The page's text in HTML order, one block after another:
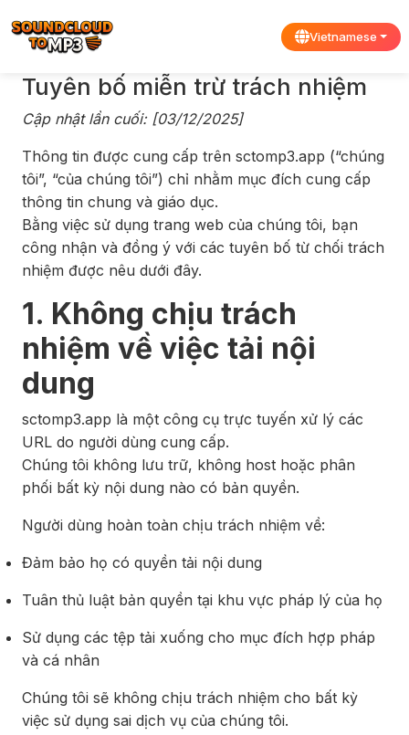
Vietnamese
Tuyên bố miễn trừ trách nhiệm
Cập nhật lần cuối: [03/12/2025]
Thông tin được cung cấp trên sctomp3.app (“chúng
tôi”, “của chúng tôi”) chỉ nhằm mục đích cung cấp
thông tin chung và giáo dục.
Bằng việc sử dụng trang web của chúng tôi, bạn
công nhận và đồng ý với các tuyên bố từ chối trách
nhiệm được nêu dưới đây.
1. Không chịu trách
nhiệm về việc tải nội
dung
sctomp3.app là một công cụ trực tuyến xử lý các
URL do người dùng cung cấp.
Chúng tôi không lưu trữ, không host hoặc phân
phối bất kỳ nội dung nào có bản quyền.
Người dùng hoàn toàn chịu trách nhiệm về:
Đảm bảo họ có quyền tải nội dung
Tuân thủ luật bản quyền tại khu vực pháp lý của họ
Sử dụng các tệp tải xuống cho mục đích hợp pháp
và cá nhân
Chúng tôi sẽ không chịu trách nhiệm cho bất kỳ
việc sử dụng sai dịch vụ của chúng tôi.